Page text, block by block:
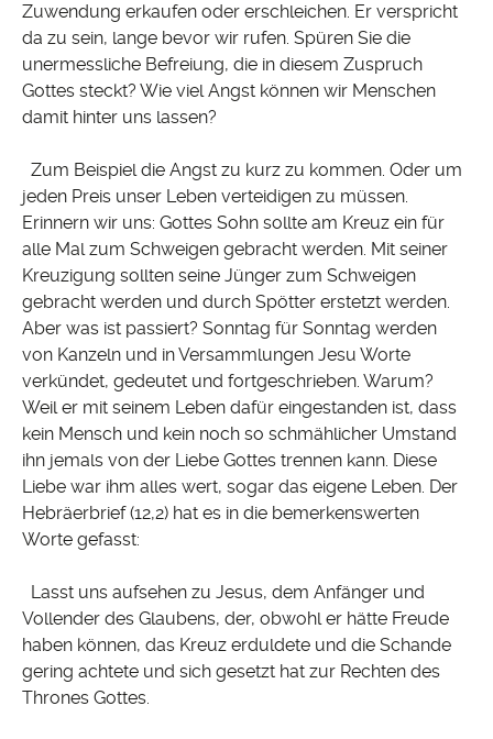
Zuwendung erkaufen oder erschleichen. Er verspricht
da zu sein, lange bevor wir rufen. Spüren Sie die
unermessliche Befreiung, die in diesem Zuspruch
Gottes steckt? Wie viel Angst können wir Menschen
damit hinter uns lassen?
Zum Beispiel die Angst zu kurz zu kommen. Oder um
jeden Preis unser Leben verteidigen zu müssen.
Erinnern wir uns: Gottes Sohn sollte am Kreuz ein für
alle Mal zum Schweigen gebracht werden. Mit seiner
Kreuzigung sollten seine Jünger zum Schweigen
gebracht werden und durch Spötter erstetzt werden.
Aber was ist passiert? Sonntag für Sonntag werden
von Kanzeln und in Versammlungen Jesu Worte
verkündet, gedeutet und fortgeschrieben. Warum?
Weil er mit seinem Leben dafür eingestanden ist, dass
kein Mensch und kein noch so schmählicher Umstand
ihn jemals von der Liebe Gottes trennen kann. Diese
Liebe war ihm alles wert, sogar das eigene Leben. Der
Hebräerbrief (12,2) hat es in die bemerkenswerten
Worte gefasst:
Lasst uns aufsehen zu Jesus, dem Anfänger und
Vollender des Glaubens, der, obwohl er hätte Freude
haben können, das Kreuz erduldete und die Schande
gering achtete und sich gesetzt hat zur Rechten des
Thrones Gottes.